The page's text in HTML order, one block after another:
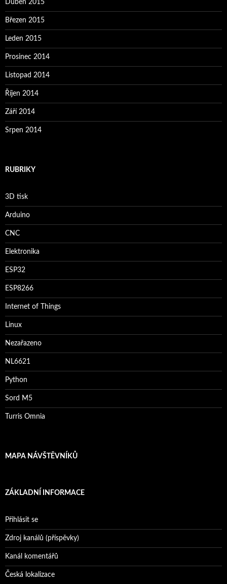
Duben 2015
Březen 2015
Leden 2015
Prosinec 2014
Listopad 2014
Říjen 2014
Září 2014
Srpen 2014
RUBRIKY
3D tisk
Arduino
CNC
Elektronika
ESP32
ESP8266
Internet of Things
Linux
Nezařazeno
NL6621
Python
Sord M5
Turris Omnia
MAPA NÁVŠTĚVNÍKŮ
ZÁKLADNÍ INFORMACE
Přihlásit se
Zdroj kanálů (příspěvky)
Kanál komentářů
Česká lokalizace